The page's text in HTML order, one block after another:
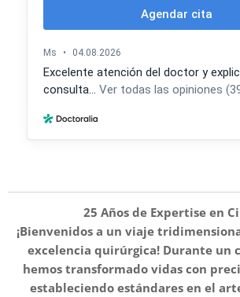
25 Años de Expertise en
¡Bienvenidos a un viaje
excelencia quirúrgica! Durante un
hemos transformado vidas con
estableciendo estándares en el